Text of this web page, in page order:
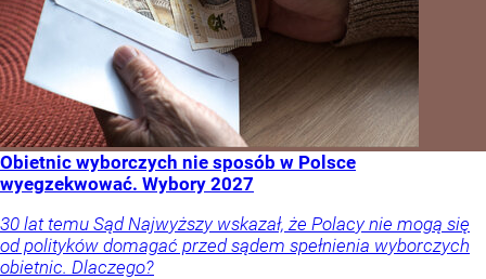
Obietnic wyborczych nie sposób w Polsce
wyegzekwować. Wybory 2027
30 lat temu Sąd Najwyższy wskazał, że Polacy nie mogą się
od polityków domagać przed sądem spełnienia wyborczych
obietnic. Dlaczego?